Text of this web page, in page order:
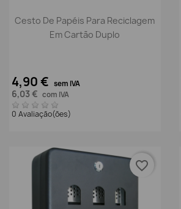
Vista rápida
Cesto De Papéis Para Reciclagem
Em Cartão Duplo
4,90 € sem IVA
6,03 € com IVA
0 Avaliação(ões)
favorite_border